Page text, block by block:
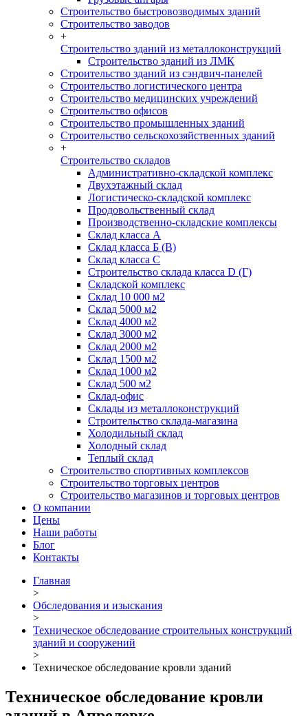
Строительство быстровозводимых зданий
Строительство заводов
+
Строительство зданий из металлоконструкций
Строительство зданий из ЛМК
Строительство зданий из сэндвич-панелей
Строительство логистического центра
Строительство медицинских учреждений
Строительство офисов
Строительство промышленных зданий
Строительство сельскохозяйственных зданий
+
Строительство складов
Административно-складской комплекс
Двухэтажный склад
Логистическо-складской комплекс
Продовольственный склад
Производственно-складские комплексы
Склад класса А
Склад класса Б (B)
Склад класса С
Строительство склада класса D (Г)
Складской комплекс
Склад 10 000 м2
Склад 5000 м2
Склад 4000 м2
Склад 3000 м2
Склад 2000 м2
Склад 1500 м2
Склад 1000 м2
Склад 500 м2
Склад-офис
Склады из металлоконструкций
Строительство склада-магазина
Холодильный склад
Холодный склад
Теплый склад
Строительство спортивных комплексов
Строительство торговых центров
Строительство магазинов и торговых центров
О компании
Цены
Наши работы
Блог
Контакты
Главная
>
Обследования и изыскания
>
Техническое обследование строительных конструкций
зданий и сооружений
>
Техническое обследование кровли зданий
Техническое обследование кровли